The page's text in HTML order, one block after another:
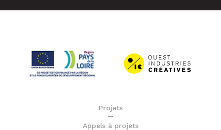
Projets
Appels à projets